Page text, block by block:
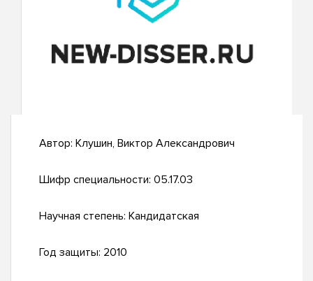
Автор: Клушин, Виктор Александрович
Шифр специальности: 05.17.03
Научная степень: Кандидатская
Год защиты: 2010